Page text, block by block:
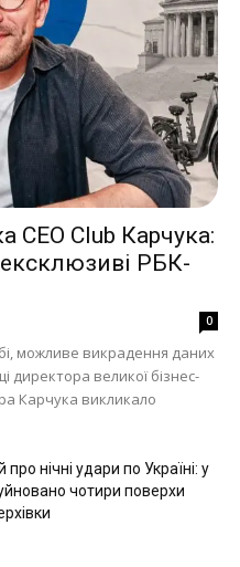
CEO Club Карчука:
ексклюзиві РБК-
0
можливе викрадення даних
директора великої бізнес-
Карчука викликало
нічні удари по Україні: у
чотири поверхи